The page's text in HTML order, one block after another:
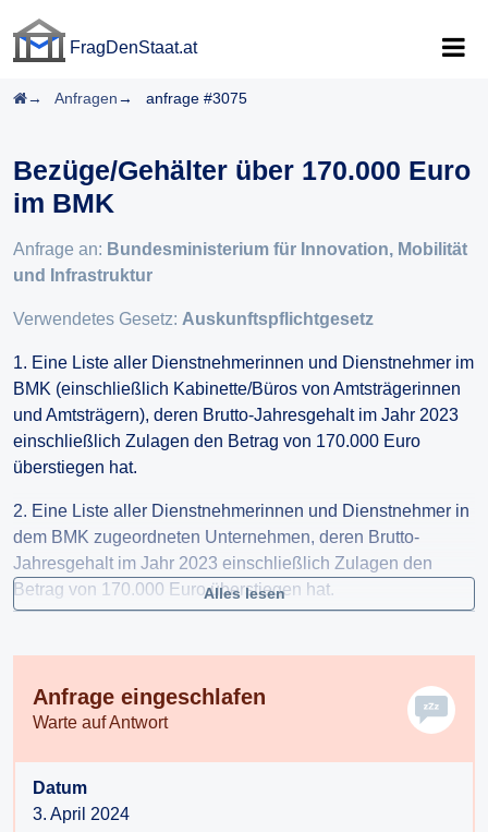
FragDenStaat.at
Startseite
Anfragen anfrage #3075
Bezüge/Gehälter über 170.000 Euro
im BMK
Anfrage an: Bundesministerium für Innovation, Mobilität
und Infrastruktur
Verwendetes Gesetz: Auskunftspflichtgesetz
1. Eine Liste aller Dienstnehmerinnen und Dienstnehmer im
BMK (einschließlich Kabinette/Büros von Amtsträgerinnen
und Amtsträgern), deren Brutto-Jahresgehalt im Jahr 2023
einschließlich Zulagen den Betrag von 170.000 Euro
überstiegen hat.
2. Eine Liste aller Dienstnehmerinnen und Dienstnehmer in
dem BMK zugeordneten Unternehmen, deren Brutto-
Jahresgehalt im Jahr 2023 einschließlich Zulagen den
Betrag von 170.000 Euro überstiegen hat.
betreffenden Personen sowie der exakten Höhe des
Betrags einschließlich von Sachbezügen.
Sollte mein Begehren entweder hinsichtlich Punkt 1. oder 2.
Punkt des Begehrens aufrecht.
Alles lesen
Anfrage eingeschlafen
Warte auf Antwort
Datum
3. April 2024